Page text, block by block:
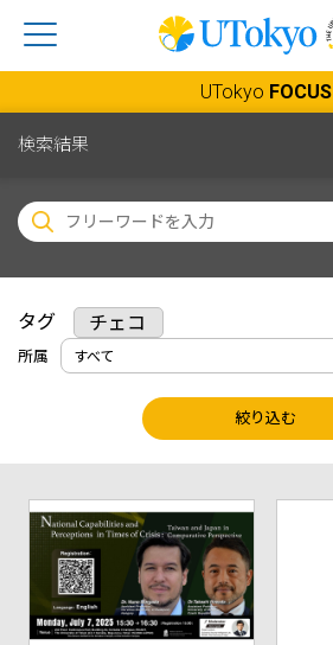
UTokyo FOCUS
検索結果
タグ チェコ
所属
絞り込む